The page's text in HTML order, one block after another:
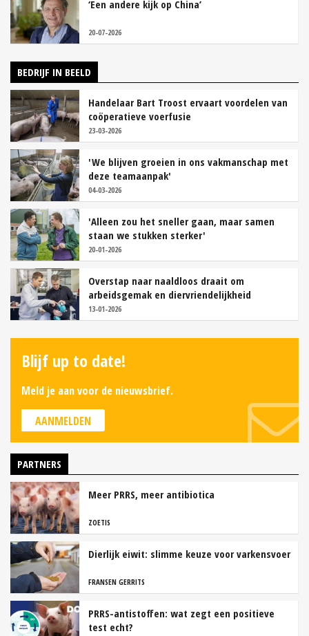
‘Een andere kijk op China’
20-07-2026
BEDRIJF IN BEELD
Handelaar Bart Troost ervaart voordelen van
coöperatieve voerfusie
23-03-2026
'We blijven groeien in ons vakmanschap met
deze teamaanpak'
04-03-2026
'Alleen zou het sneller gaan, maar samen
staan we stukken sterker'
20-01-2026
Overstap naar naaldloos draait om
arbeidsgemak en diervriendelijkheid
13-01-2026
Blijf up to date!
Meld je aan voor de nieuwsbrief.
AANMELDEN
PARTNERS
Meer PRRS, meer antibiotica
ZOETIS
Dierlijk eiwit: slimme keuze voor varkensvoer
FRANSEN GERRITS
PRRS-antistoffen: wat zegt een positieve
test echt?